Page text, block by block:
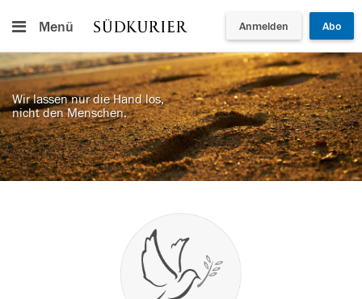
Menü Anmelden Abo
Wir lassen nur die Hand los,
nicht den Menschen.